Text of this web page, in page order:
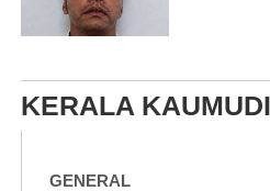
KERALA KAUMUDI
GENERAL